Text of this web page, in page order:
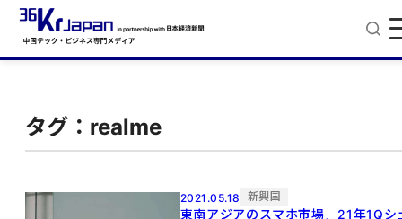
タグ：realme
2021.05.18 新興国
東南アジアのスマホ市場、21年1Qシ